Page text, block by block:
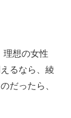
理想の女性
るなら、綾
だったら、